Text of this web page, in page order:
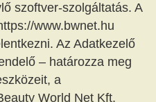
szoftver-szolgáltatás. A
www.bwnet.hu
Az Adatkezelő
– határozza meg
a
World Net Kft.